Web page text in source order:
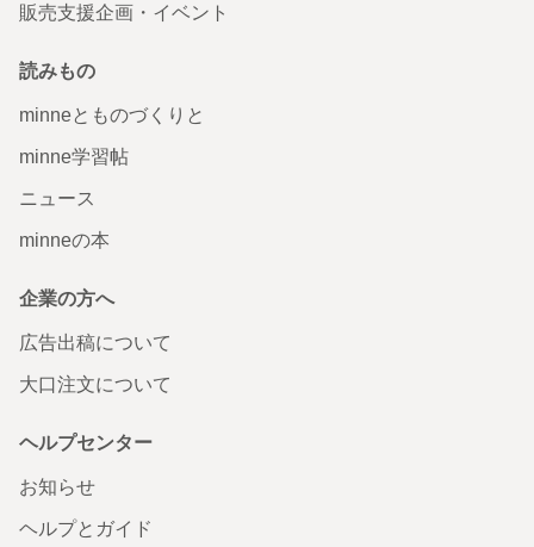
販売支援企画・イベント
読みもの
minneとものづくりと
minne学習帖
ニュース
minneの本
企業の方へ
広告出稿について
大口注文について
ヘルプセンター
お知らせ
ヘルプとガイド